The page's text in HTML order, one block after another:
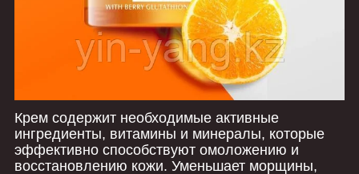
Крем содержит необходимые активные
ингредиенты, витамины и минералы, которые
эффективно способствуют омоложению и
восстановлению кожи. Уменьшает морщины,